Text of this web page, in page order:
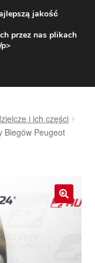
zł
167
i ich części
Biegów Peugeot
🔍
jakość
przez nas plikach